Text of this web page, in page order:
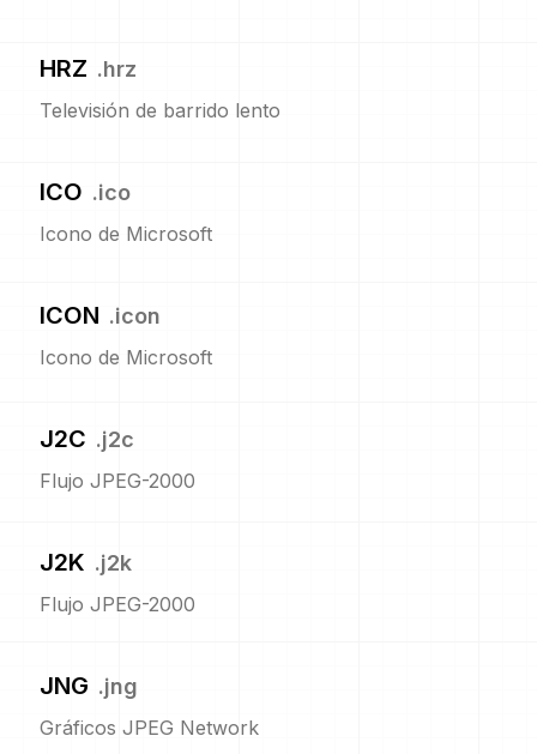
HRZ .hrz
Televisión de barrido lento
ICO .ico
Icono de Microsoft
ICON .icon
Icono de Microsoft
J2C .j2c
Flujo JPEG-2000
J2K .j2k
Flujo JPEG-2000
JNG .jng
Gráficos JPEG Network